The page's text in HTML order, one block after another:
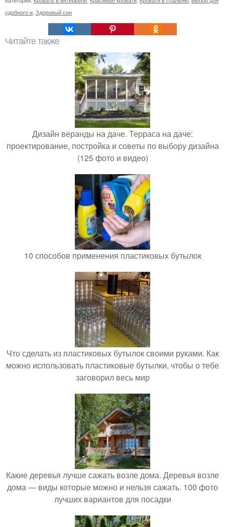
удобного и Здоровый сон
Читайте также
Дизайн веранды на даче. Терраса на даче:
проектирование, постройка и советы по выбору дизайна
(125 фото и видео)
10 способов применения пластиковых бутылок
Что сделать из пластиковых бутылок своими руками. Как
можно использовать пластиковые бутылки, чтобы о тебе
заговорил весь мир
Какие деревья лучше сажать возле дома. Деревья возле
дома — виды которые можно и нельзя сажать. 100 фото
лучших вариантов для посадки